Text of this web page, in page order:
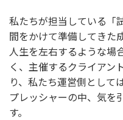
私たちが担当している「
間をかけて準備してきた
人生を左右するような場
く、主催するクライアン
り、私たち運営側として
プレッシャーの中、気を
す。